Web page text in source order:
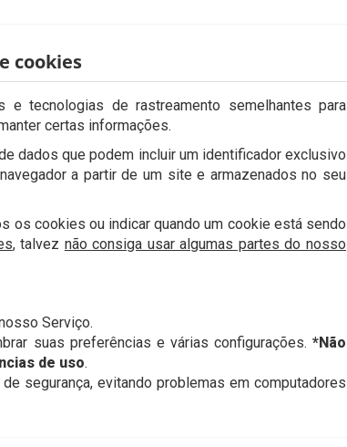
cookies
tecnologias de rastreamento semelhantes para
certas informações.
dados que podem incluir um identificador exclusivo
a partir de um site e armazenados no seu
os cookies ou indicar quando um cookie está sendo
, talvez não consiga usar algumas partes do nosso
Serviço.
suas preferências e várias configurações. *Não
de uso.
segurança, evitando problemas em computadores